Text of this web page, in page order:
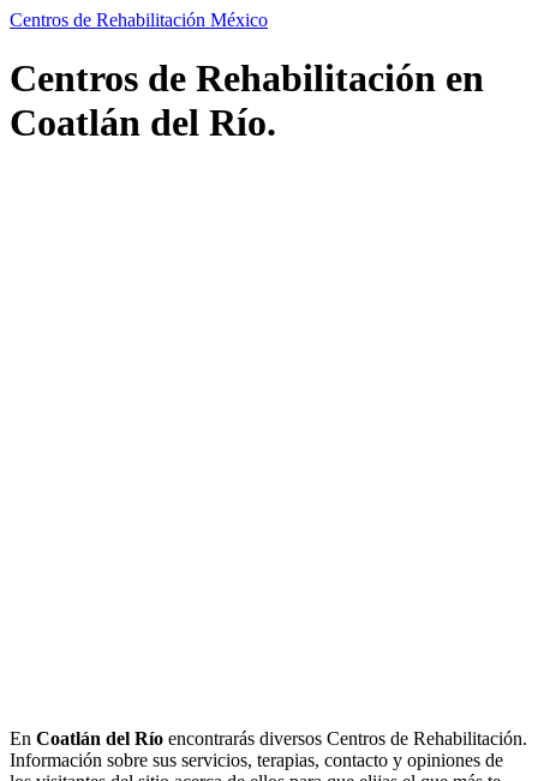
Centros de Rehabilitación México
Centros de Rehabilitación en
Coatlán del Río.
En Coatlán del Río encontrarás diversos Centros de Rehabilitación.
Información sobre sus servicios, terapias, contacto y opiniones de